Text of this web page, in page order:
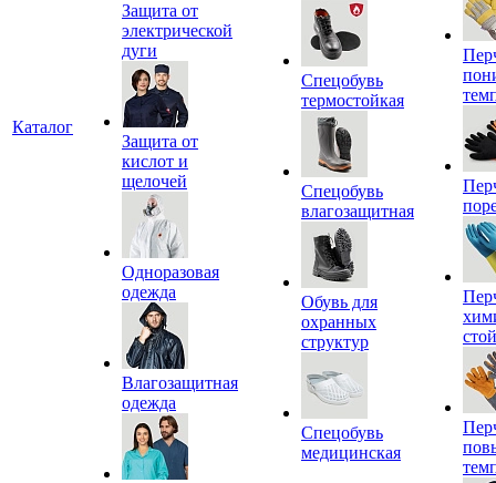
Каталог
Защита от
электрической
дуги
Защита от
кислот и
щелочей
Одноразовая
одежда
Влагозащитная
одежда
Спецобувь
термостойкая
Спецобувь
влагозащитная
Обувь для
охранных
структур
Спецобувь
медицинская